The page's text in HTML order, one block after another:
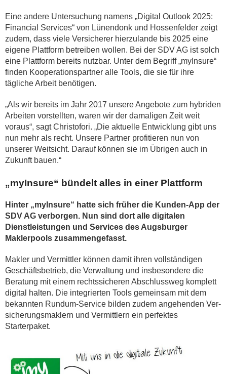
Eine andere Untersuchung namens „Digital Outlook 2025:
Financial Services“ von Lünendonk und Hossenfelder zeigt
zudem, dass viele Versicherer hierzulande bis 2025 eine
eigene Plattform betreiben wollen. Bei der SDV AG ist solch
eine Plattform bereits nutzbar. Unter dem Begriff „myInsure“
finden Kooperationspartner alle Tools, die sie für ihre
tägliche Arbeit benötigen.
„Als wir bereits im Jahr 2017 unsere Angebote zum hybriden
Arbeiten vorstellten, waren wir der damaligen Zeit weit
voraus“, sagt Christofori. „Die aktuelle Entwicklung gibt uns
nun mehr als recht. Unsere Partner profitieren nun von
unserer Weitsicht. Darauf können sie im Übrigen auch in
Zukunft bauen.“
„myInsure“ bündelt alles in einer Plattform
Hinter „myInsure“ hatte sich früher die Kunden-App der
SDV AG verborgen. Nun sind dort alle digitalen
Dienstleistungen und Services des Augsburger
Maklerpools zusammengefasst.
Makler und Vermittler können damit ihren vollständigen
Geschäftsbetrieb, die Verwaltung und insbesondere die
Beratung mit einem rechtssicheren Abschlussweg komplett
digital halten. Die integrierten Tools gemeinsam mit dem
bekannten Rundum-Service bilden zudem angehenden Ver­
sicherungsmaklern und Vermittlern ein perfektes
Starterpaket.